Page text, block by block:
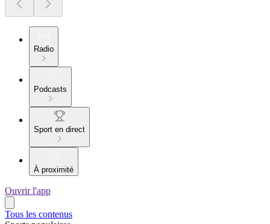
Radio
Podcasts
Sport en direct
À proximité
Ouvrir l'app
Tous les contenus